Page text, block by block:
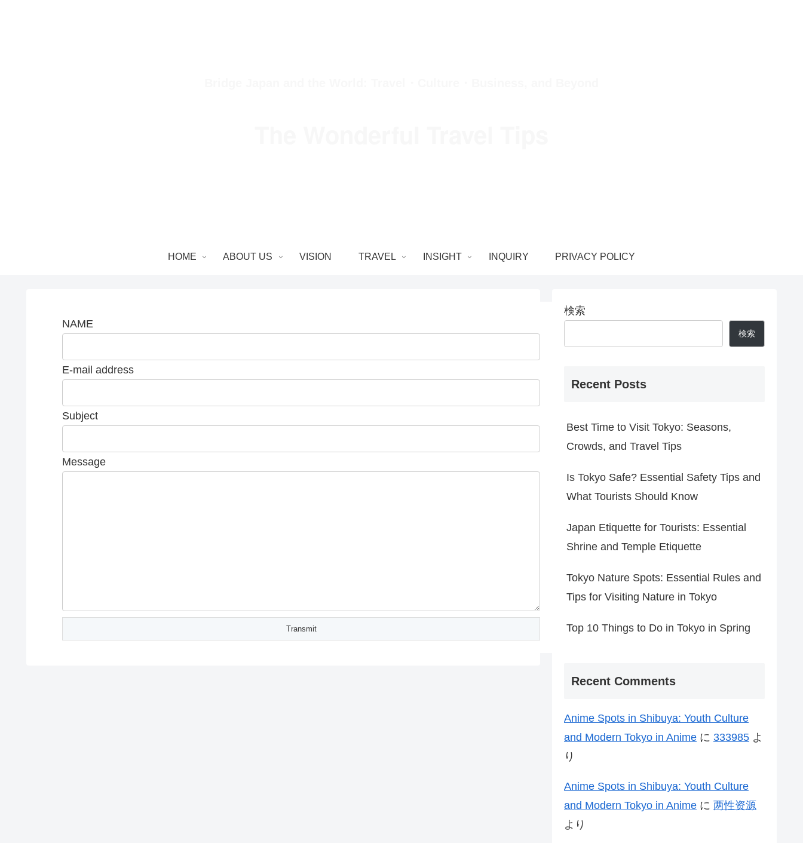
HOME ABOUT US VISION TRAVEL INSIGHT INQUIRY PRIVACY POLICY
NAME
E-mail address
Subject
Message
検索
検索
Recent Posts
Best Time to Visit Tokyo: Seasons,
Crowds, and Travel Tips
Is Tokyo Safe? Essential Safety Tips and
What Tourists Should Know
Japan Etiquette for Tourists: Essential
Shrine and Temple Etiquette
Tokyo Nature Spots: Essential Rules and
Tips for Visiting Nature in Tokyo
Top 10 Things to Do in Tokyo in Spring
Recent Comments
Anime Spots in Shibuya: Youth Culture
and Modern Tokyo in Anime に 333985 よ
り
Anime Spots in Shibuya: Youth Culture
and Modern Tokyo in Anime に 两性资源
より